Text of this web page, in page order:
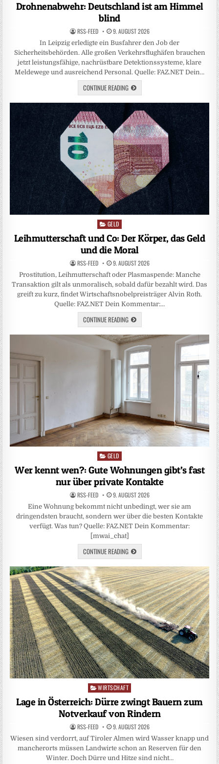
Drohnenabwehr: Deutschland ist am Himmel
blind
RSS-FEED 9. AUGUST 2026
In Leipzig erledigte ein Busfahrer den Job der
Sicherheitsbehörden. Alle großen Verkehrsflughäfen brauchen
jetzt leistungsfähige, nachrüstbare Detektionssysteme, klare
Meldewege und ausreichend Personal. Quelle: FAZ.NET Dein…
CONTINUE READING
Posted
in
GELD
Leihmutterschaft und Co: Der Körper, das Geld
und die Moral
RSS-FEED 9. AUGUST 2026
Prostitution, Leihmutterschaft oder Plasmaspende: Manche
Transaktion gilt als unmoralisch, sobald dafür bezahlt wird. Das
greift zu kurz, findet Wirtschaftsnobelpreisträger Alvin Roth.
Quelle: FAZ.NET Dein Kommentar:…
CONTINUE READING
Posted
GELD
Wer kennt wen?: Gute Wohnungen gibt’s fast
nur über private Kontakte
RSS-FEED 9. AUGUST 2026
Eine Wohnung bekommt nicht unbedingt, wer sie am
dringendsten braucht, sondern wer über die besten Kontakte
verfügt. Was tun? Quelle: FAZ.NET Dein Kommentar:
[mwai_chat]
CONTINUE READING
Posted
in
WIRTSCHAFT
Lage in Österreich: Dürre zwingt Bauern zum
Notverkauf von Rindern
RSS-FEED 9. AUGUST 2026
Wiesen sind verdorrt, auf Tiroler Almen wird Wasser knapp und
mancherorts müssen Landwirte schon an Reserven für den
Winter. Doch Dürre und Hitze sind nicht…